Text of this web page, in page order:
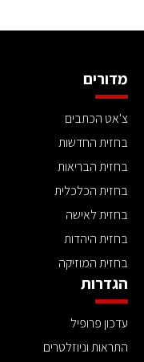
מדורים
צ'אט הכתבים
בחזית החדשות
בחזית הבריאות
בחזית הכלכלית
בחזית לאישה
בחזית היהדות
בחזית המוזיקה
הגדרות
עדכון פרופיל
התראות וניוזלטרים